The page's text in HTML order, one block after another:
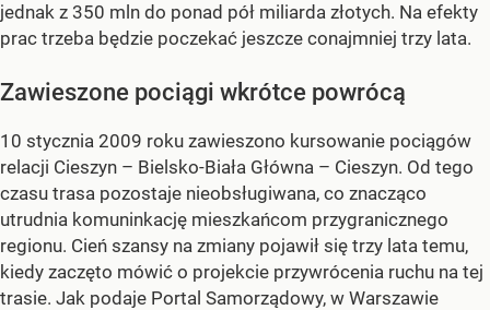
jednak z 350 mln do ponad pół miliarda złotych. Na efekty
prac trzeba będzie poczekać jeszcze conajmniej trzy lata.
Zawieszone pociągi wkrótce powrócą
10 stycznia 2009 roku zawieszono kursowanie pociągów
relacji Cieszyn – Bielsko-Biała Główna – Cieszyn. Od tego
czasu trasa pozostaje nieobsługiwana, co znacząco
utrudnia komuninkację mieszkańcom przygranicznego
regionu. Cień szansy na zmiany pojawił się trzy lata temu,
kiedy zaczęto mówić o projekcie przywrócenia ruchu na tej
trasie. Jak podaje Portal Samorządowy, w Warszawie